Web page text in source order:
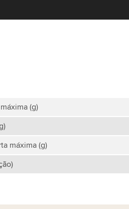
(g)
máxima (g)